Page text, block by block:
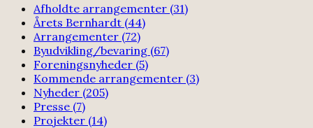
Afholdte arrangementer (31)
Årets Bernhardt (44)
Arrangementer (72)
Byudvikling/bevaring (67)
Foreningsnyheder (5)
Kommende arrangementer (3)
Nyheder (205)
Presse (7)
Projekter (14)